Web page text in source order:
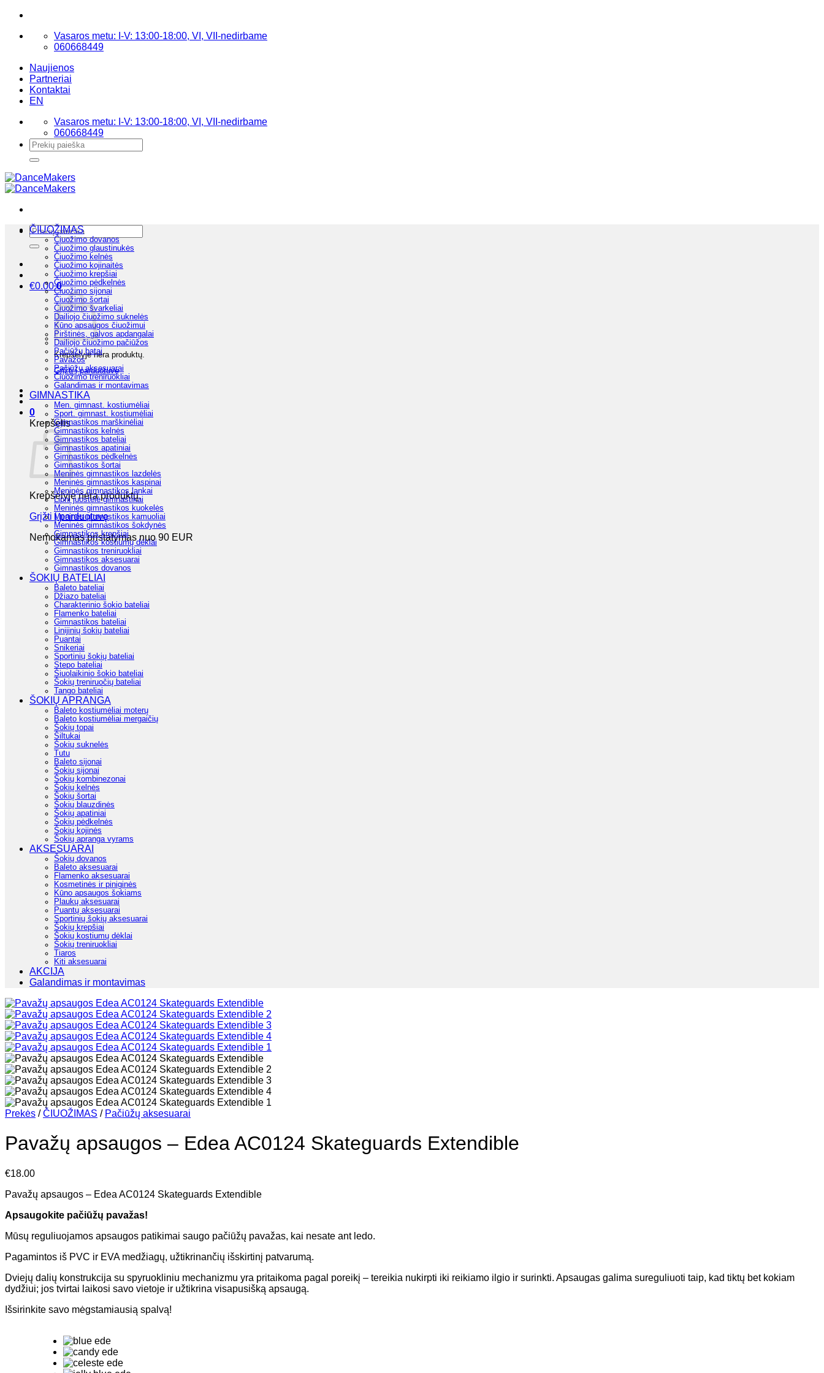
Skip
content
Vasaros metu: I-V: 13:00-18:00, VI, VII-nedirbame
060668449
Naujienos
Partneriai
Kontaktai
EN
Vasaros metu: I-V: 13:00-18:00, VI, VII-nedirbame
060668449
Ieškoti:
Ieškoti:
€0.00 0
Krepšelyje nėra produktų.
Grįžti į parduotuvę
0
Krepšelis
Krepšelyje nėra produktų.
Grįžti į parduotuvę
Nemokamas pristatymas nuo 90 EUR
ČIUOŽIMAS
Čiuožimo dovanos
Čiuožimo glaustinukės
Čiuožimo kelnės
Čiuožimo kojinaitės
Čiuožimo krepšiai
Čiuožimo pėdkelnės
Čiuožimo sijonai
Čiuožimo šortai
Čiuožimo švarkeliai
Dailiojo čiuožimo suknelės
Kūno apsaugos čiuožimui
Pirštinės, galvos apdangalai
Dailiojo čiuožimo pačiūžos
Pačiūžų batai
Pavažos
Pačiūžų aksesuarai
Čiuožimo treniruokliai
Galandimas ir montavimas
GIMNASTIKA
Men. gimnast. kostiumėliai
Sport. gimnast. kostiumėliai
Gimnastikos marškinėliai
Gimnastikos kelnės
Gimnastikos bateliai
Gimnastikos apatiniai
Gimnastikos pėdkelnės
Gimnastikos šortai
Meninės gimnastikos lazdelės
Meninės gimnastikos kaspinai
Meninės gimnastikos lankai
Lipni juostelė gimnastikai
Meninės gimnastikos kuokelės
Meninės gimnastikos kamuoliai
Meninės gimnastikos šokdynės
Gimnastikos krepšiai
Gimnastikos kostiumų dėklai
Gimnastikos treniruokliai
Gimnastikos aksesuarai
Gimnastikos dovanos
ŠOKIŲ BATELIAI
Baleto bateliai
Džiazo bateliai
Charakterinio šokio bateliai
Flamenko bateliai
Gimnastikos bateliai
Linijinių šokių bateliai
Puantai
Snikeriai
Sportinių šokių bateliai
Stepo bateliai
Šiuolaikinio šokio bateliai
Šokių treniruočių bateliai
Tango bateliai
ŠOKIŲ APRANGA
Baleto kostiumėliai moterų
Baleto kostiumėliai mergaičių
Šokių topai
Šiltukai
Šokių suknelės
Tutu
Baleto sijonai
Šokių sijonai
Šokių kombinezonai
Šokių kelnės
Šokių šortai
Šokių blauzdinės
Šokių apatiniai
Šokių pėdkelnės
Šokių kojinės
Šokių apranga vyrams
AKSESUARAI
Šokių dovanos
Baleto aksesuarai
Flamenko aksesuarai
Kosmetinės ir piniginės
Kūno apsaugos šokiams
Plaukų aksesuarai
Puantų aksesuarai
Sportinių šokių aksesuarai
Šokių krepšiai
Šokių kostiumų dėklai
Šokių treniruokliai
Tiaros
Kiti aksesuarai
AKCIJA
Galandimas ir montavimas
Prekės / ČIUOŽIMAS / Pačiūžų aksesuarai
Pavažų apsaugos – Edea AC0124 Skateguards Extendible
€18.00
Pavažų apsaugos – Edea AC0124 Skateguards Extendible
Apsaugokite pačiūžų pavažas!
Mūsų reguliuojamos apsaugos patikimai saugo pačiūžų pavažas, kai nesate ant ledo.
Pagamintos iš PVC ir EVA medžiagų, užtikrinančių išskirtinį patvarumą.
Dviejų dalių konstrukcija su spyruokliniu mechanizmu yra pritaikoma pagal poreikį – tereikia nukirpti iki reikiamo ilgio ir surinkti. Apsaugas galima sureguliuoti taip, kad tiktų bet kokiam
dydžiui; jos tvirtai laikosi savo vietoje ir užtikrina visapusišką apsaugą.
Išsirinkite savo mėgstamiausią spalvą!